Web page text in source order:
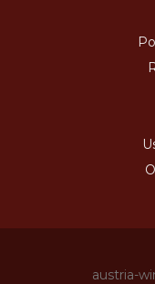
austria-